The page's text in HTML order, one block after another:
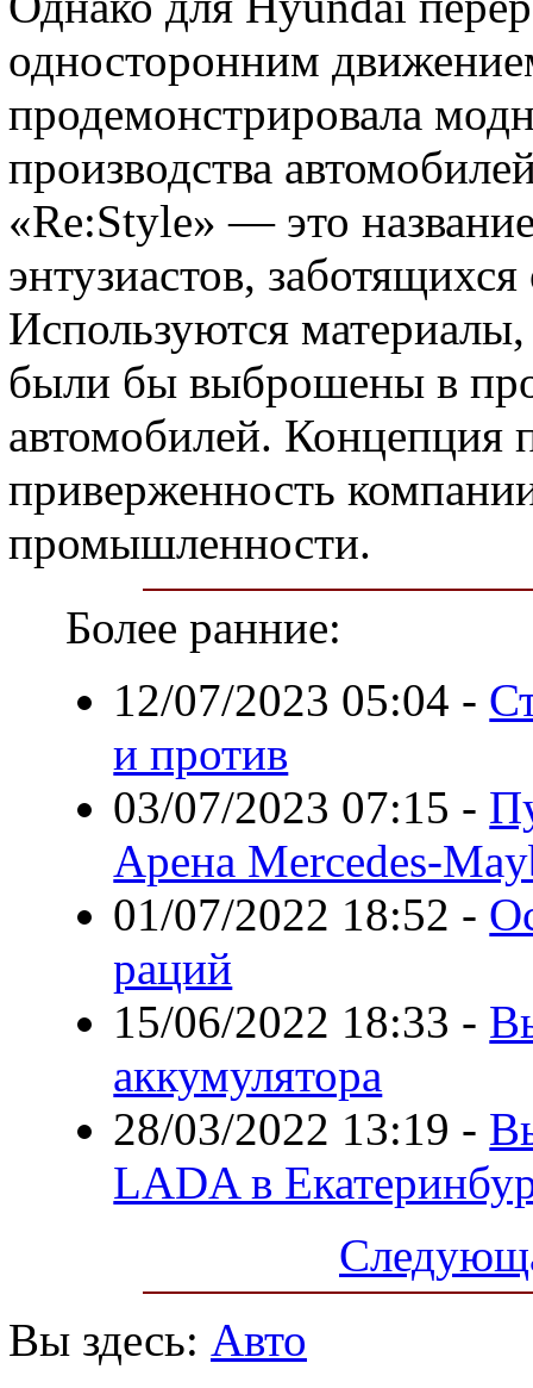
односторонним
продемонстрировала
производства
«Re:Style» — это
энтузиастов,
Используются
были бы выброшены в
автомобилей. Концепция
приверженность
промышленности.
Более ранние:
12/07/2023 05:04 -
и против
03/07/2023 07:15 -
Арена Mercedes-
01/07/2022 18:52 -
раций
15/06/2022 18:33 -
аккумулятора
28/03/2022 13:19 -
LADA в
Вы здесь: Авто